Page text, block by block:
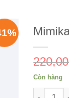
Còn hàng
Mimikara